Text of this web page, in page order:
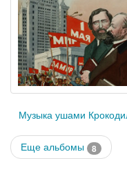
Музыка ушами
Еще альбомы 8